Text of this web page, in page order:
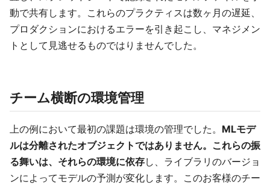
動で共有します。これらのプラクティスは数ヶ月の遅延、
プロダクションにおけるエラーを引き起こし、マネジメン
トとして見逃せるものではりませんでした。
チーム横断の環境管理
上の例において最初の課題は環境の管理でした。 MLモデ
ルは分離されたオブジェクトではありません。これらの振
る舞いは、それらの環境に依存し、ライブラリのバージョ
ンによってモデルの予測が変化します。このお客様のチー